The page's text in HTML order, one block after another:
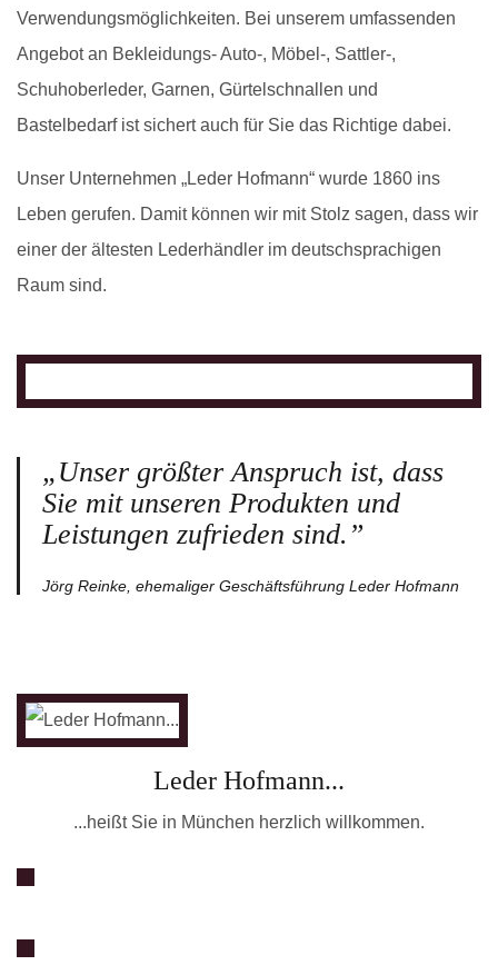
Verwendungsmöglichkeiten. Bei unserem umfassenden
Angebot an Bekleidungs- Auto-, Möbel-, Sattler-,
Schuhoberleder, Garnen, Gürtelschnallen und
Bastelbedarf ist sichert auch für Sie das Richtige dabei.
Unser Unternehmen „Leder Hofmann“ wurde 1860 ins
Leben gerufen. Damit können wir mit Stolz sagen, dass wir
einer der ältesten Lederhändler im deutschsprachigen
Raum sind.
„Unser größter Anspruch ist, dass
Sie mit unseren Produkten und
Leistungen zufrieden sind.”
Jörg Reinke, ehemaliger Geschäftsführung Leder Hofmann
Leder Hofmann...
...heißt Sie in München herzlich willkommen.